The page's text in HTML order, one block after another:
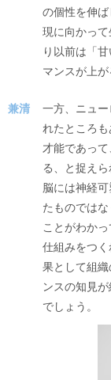
の個性を伸
現に向かっ
り以前は「
マンスが上
兼清
一方、ニュ
れたところ
才能であっ
る、と捉え
脳には神経
たものでは
ことがわか
仕組みをつ
果として組
ンスの知見
でしょう。